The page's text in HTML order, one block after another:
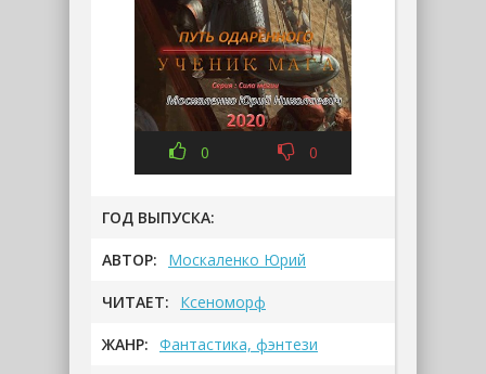
0 0
ГОД ВЫПУСКА:
АВТОР: Москаленко Юрий
ЧИТАЕТ: Ксеноморф
ЖАНР: Фантастика, фэнтези